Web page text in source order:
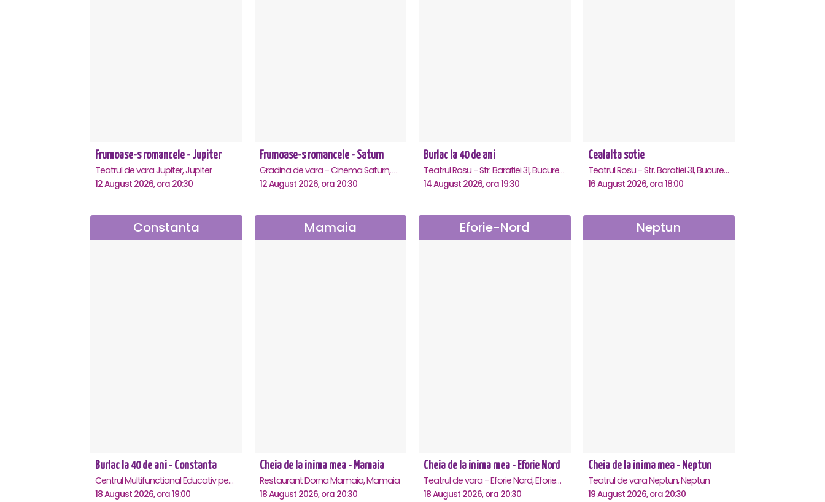
Frumoase-s romancele - Jupiter
Teatrul de vara Jupiter, Jupiter
12 August 2026, ora 20:30
Frumoase-s romancele - Saturn
Gradina de vara - Cinema Saturn, Saturn
12 August 2026, ora 20:30
Burlac la 40 de ani
Teatrul Rosu - Str. Baratiei 31, Bucuresti
14 August 2026, ora 19:30
Cealalta sotie
Teatrul Rosu - Str. Baratiei 31, Bucuresti
16 August 2026, ora 18:00
Constanta
Burlac la 40 de ani - Constanta
Centrul Multifunctional Educativ pentru Tineret Jean Constantin, Constanta
18 August 2026, ora 19:00
Mamaia
Cheia de la inima mea - Mamaia
Restaurant Dorna Mamaia, Mamaia
18 August 2026, ora 20:30
Eforie-Nord
Cheia de la inima mea - Eforie Nord
Teatrul de vara - Eforie Nord, Eforie-Nord
18 August 2026, ora 20:30
Neptun
Cheia de la inima mea - Neptun
Teatrul de vara Neptun, Neptun
19 August 2026, ora 20:30